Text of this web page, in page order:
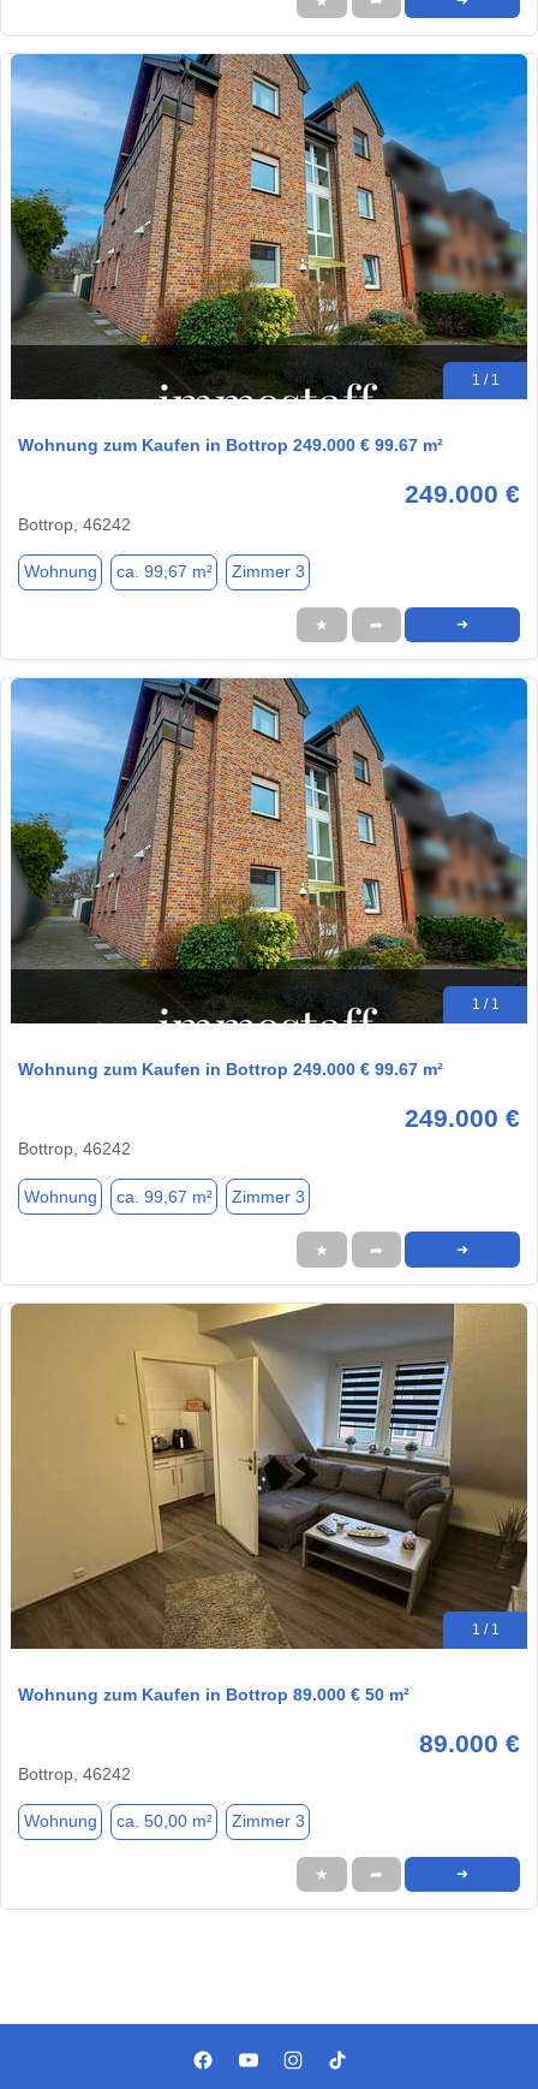
1 / 1
Wohnung zum Kaufen in Bottrop 249.000 € 99.67 m²
249.000 €
Bottrop, 46242
Wohnung ca. 99,67 m² Zimmer 3
★ ➦ ➜
1 / 1
Wohnung zum Kaufen in Bottrop 249.000 € 99.67 m²
249.000 €
Bottrop, 46242
Wohnung ca. 99,67 m² Zimmer 3
★ ➦ ➜
1 / 1
Wohnung zum Kaufen in Bottrop 89.000 € 50 m²
89.000 €
Bottrop, 46242
Wohnung ca. 50,00 m² Zimmer 3
★ ➦ ➜